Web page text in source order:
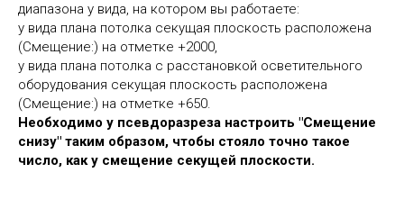
диапазона у вида, на котором вы работаете:
у вида плана потолка секущая плоскость расположена
(Смещение:) на отметке +2000,
у вида плана потолка с расстановкой осветительного
оборудования секущая плоскость расположена
(Смещение:) на отметке +650.
Необходимо у псевдоразреза настроить "Смещение
снизу" таким образом, чтобы стояло точно такое
число, как у смещение секущей плоскости.